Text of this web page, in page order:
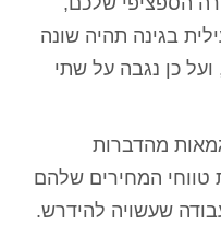
בגינה תהיה שונה
כן נגבה על שתי
מהדברות
המחירים שלהם
שעשויה להידרש.